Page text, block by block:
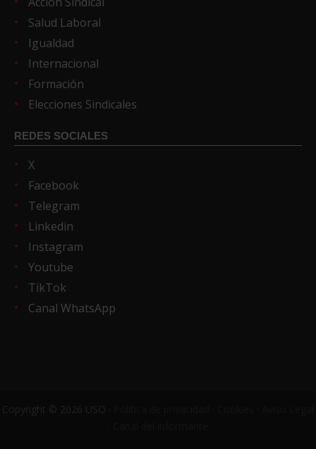
Salud Laboral
Igualdad
Internacional
Formación
Elecciones Sindicales
REDES SOCIALES
X
Facebook
Telegram
Linkedin
Instagram
Youtube
TikTok
Canal WhatsApp
Copyright © 2026 USO ·